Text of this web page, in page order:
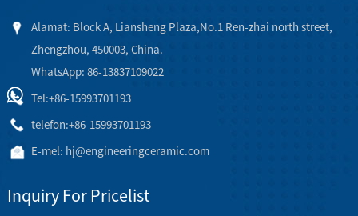
Alamat: Block A, Liansheng Plaza,No.1 Ren-zhai north street,
Zhengzhou, 450003, China.
WhatsApp: 86-13837109022
Tel:+86-15993701193
telefon:+86-15993701193
E-mel: hj@engineeringceramic.com
Inquiry For Pricelist